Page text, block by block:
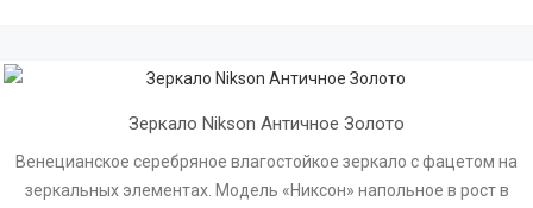
Зеркало Nikson Античное Золото
Венецианское серебряное влагостойкое зеркало с фацетом на
зеркальных элементах. Модель «Никсон» напольное в рост в